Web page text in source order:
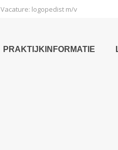
Vacature: logopedist m/v
PRAKTIJKINFORMATIE